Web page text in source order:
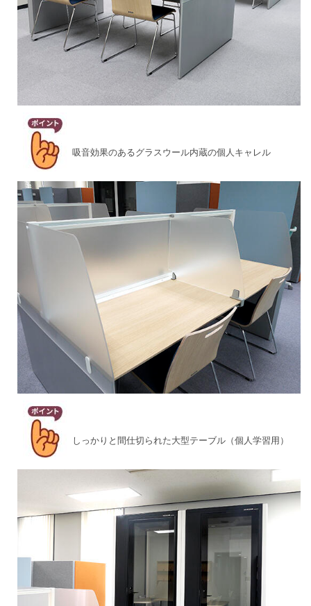
吸音効果のあるグラスウール内蔵の個人キャレル
しっかりと間仕切られた大型テーブル（個人学習用）